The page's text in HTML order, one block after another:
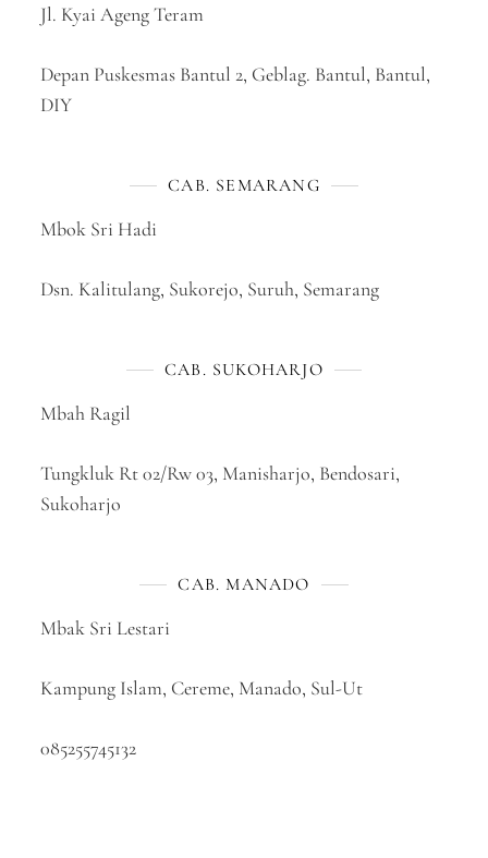
Jl. Kyai Ageng Teram
Depan Puskesmas Bantul 2, Geblag. Bantul, Bantul,
DIY
CAB. SEMARANG
Mbok Sri Hadi
Dsn. Kalitulang, Sukorejo, Suruh, Semarang
CAB. SUKOHARJO
Mbah Ragil
Tungkluk Rt 02/Rw 03, Manisharjo, Bendosari,
Sukoharjo
CAB. MANADO
Mbak Sri Lestari
Kampung Islam, Cereme, Manado, Sul-Ut
085255745132